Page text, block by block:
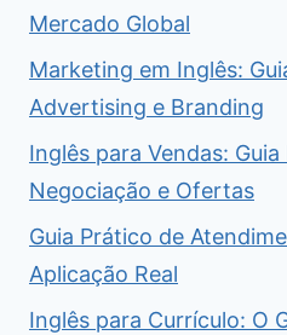
Mercado Global
Marketing em Inglês:
Advertising e Branding
Inglês para Vendas:
Negociação e Ofertas
Guia Prático de
Aplicação Real
Inglês para Currículo: O